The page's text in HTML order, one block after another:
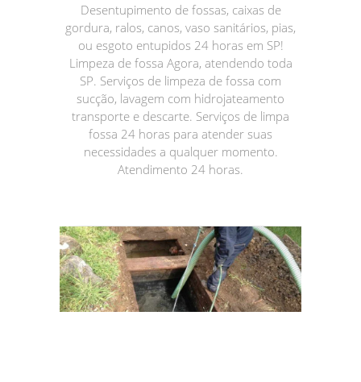
Desentupimento de fossas, caixas de
gordura, ralos, canos, vaso sanitários, pias,
ou esgoto entupidos 24 horas em SP!
Limpeza de fossa Agora, atendendo toda
SP. Serviços de limpeza de fossa com
sucção, lavagem com hidrojateamento
transporte e descarte. Serviços de limpa
fossa 24 horas para atender suas
necessidades a qualquer momento.
Atendimento 24 horas.